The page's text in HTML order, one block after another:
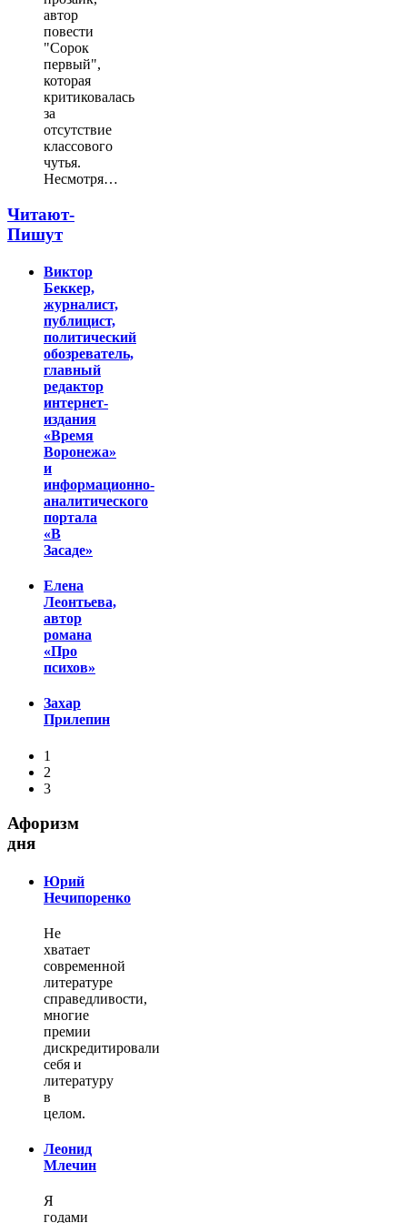
автор
повести
"Сорок
первый",
которая
критиковалась
за
отсутствие
классового
чутья.
Несмотря…
Читают-
Пишут
Виктор
Беккер,
журналист,
публицист,
политический
обозреватель,
главный
редактор
интернет-
издания
«Время
Воронежа»
и
информационно-
аналитического
портала
«В
Засаде»
Елена
Леонтьева,
автор
романа
«Про
психов»
Захар
Прилепин
1
2
3
Афоризм
дня
Юрий
Нечипоренко
Не
хватает
современной
литературе
справедливости,
многие
премии
дискредитировали
себя и
литературу
в
целом.
Леонид
Млечин
Я
годами